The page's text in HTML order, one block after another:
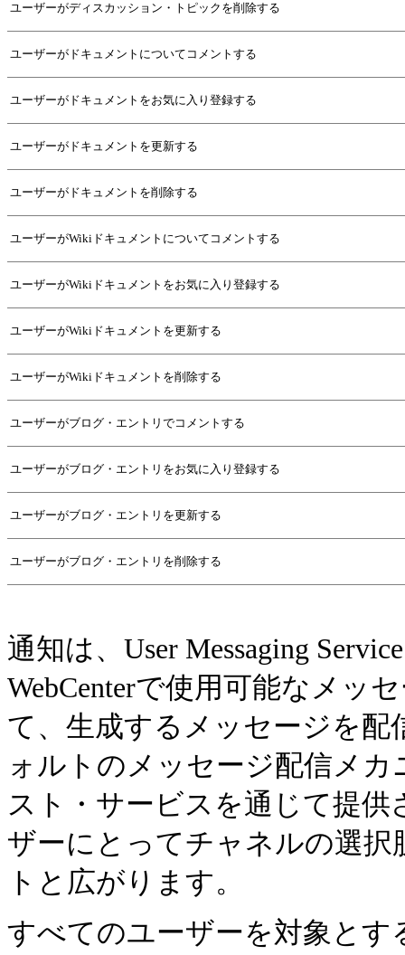
ユーザーがディスカッション・トピックを削除する
ユーザーがドキュメントについてコメントする
ユーザーがドキュメントをお気に入り登録する
ユーザーがドキュメントを更新する
ユーザーがドキュメントを削除する
ユーザーがWikiドキュメントについてコメントする
ユーザーがWikiドキュメントをお気に入り登録する
ユーザーがWikiドキュメントを更新する
ユーザーがWikiドキュメントを削除する
ユーザーがブログ・エントリでコメントする
ユーザーがブログ・エントリをお気に入り登録する
ユーザーがブログ・エントリを更新する
ユーザーがブログ・エントリを削除する
通知は、User Messaging
WebCenterで使用可能なメッ
て、生成するメッセージを
ォルトのメッセージ配信メ
スト・サービスを通じて提供
ザーにとってチャネルの選択
トと広がります。
すべてのユーザーを対象と